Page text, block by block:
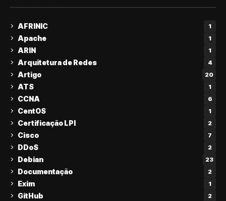
AFRINIC 1
Apache 1
ARIN 1
Arquitetura de Redes 4
Artigo 20
ATS 1
CCNA 6
CentOS 1
Certificação LPI 2
Cisco 7
DDoS 2
Debian 23
Documentação 2
Exim 1
GitHub 2